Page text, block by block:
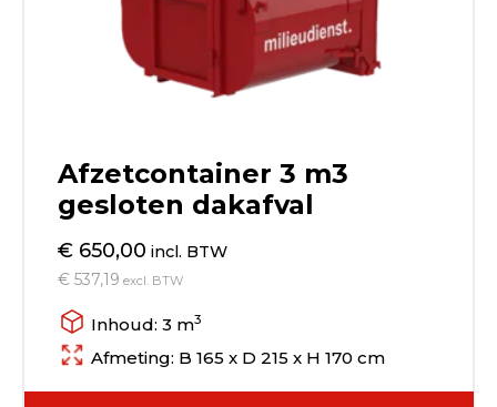
Afzetcontainer 3 m3
gesloten dakafval
€ 650,00 incl. BTW
€ 537,19 excl. BTW
Inhoud: 3 m3
Afmeting: B 165 x D 215 x H 170 cm